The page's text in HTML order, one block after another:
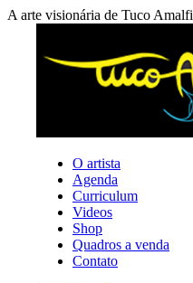
A arte visionária de Tuco Amalfi
O artista
Agenda
Curriculum
Videos
Shop
Quadros a venda
Contato